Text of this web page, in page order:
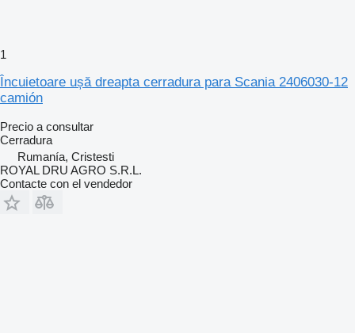
1
Încuietoare ușă dreapta cerradura para Scania 2406030-12
camión
Precio a consultar
Cerradura
Rumanía, Cristesti
ROYAL DRU AGRO S.R.L.
Contacte con el vendedor